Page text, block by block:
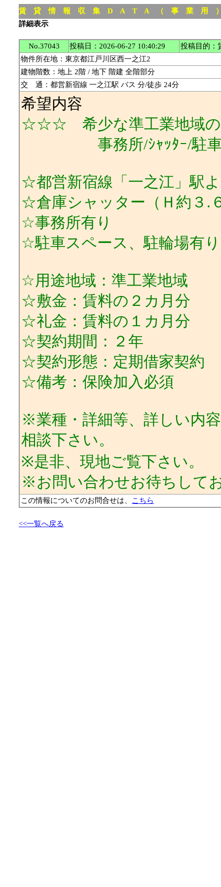
賃 貸 情 報 収 集 D A T A （ 事 業 用
詳細表示
No.37043 投稿日：2026-06-27 10:40:29
投稿目的：
物件所在地：東京都江戸川区西一之江2
建物階数：地上 2階 / 地下 階建 全階部分
交 通：都営新宿線 一之江駅 バス 分/徒歩 24分
希望内容
☆☆☆ 希少な準工業地域
事務所/ｼｬｯﾀｰ/駐車
☆都営新宿線「一之江」駅
☆倉庫シャッター（Ｈ約３.
☆事務所有り
☆駐車スペース、駐輪場有り
☆用途地域：準工業地域
☆敷金：賃料の２カ月分
☆礼金：賃料の１カ月分
☆契約期間：２年
☆契約形態：定期借家契約
☆備考：保険加入必須
※業種・詳細等、詳しい内
相談下さい。
※是非、現地ご覧下さい。
※お問い合わせお待ちして
この情報についてのお問合せは、 こちら
<<一覧へ戻る